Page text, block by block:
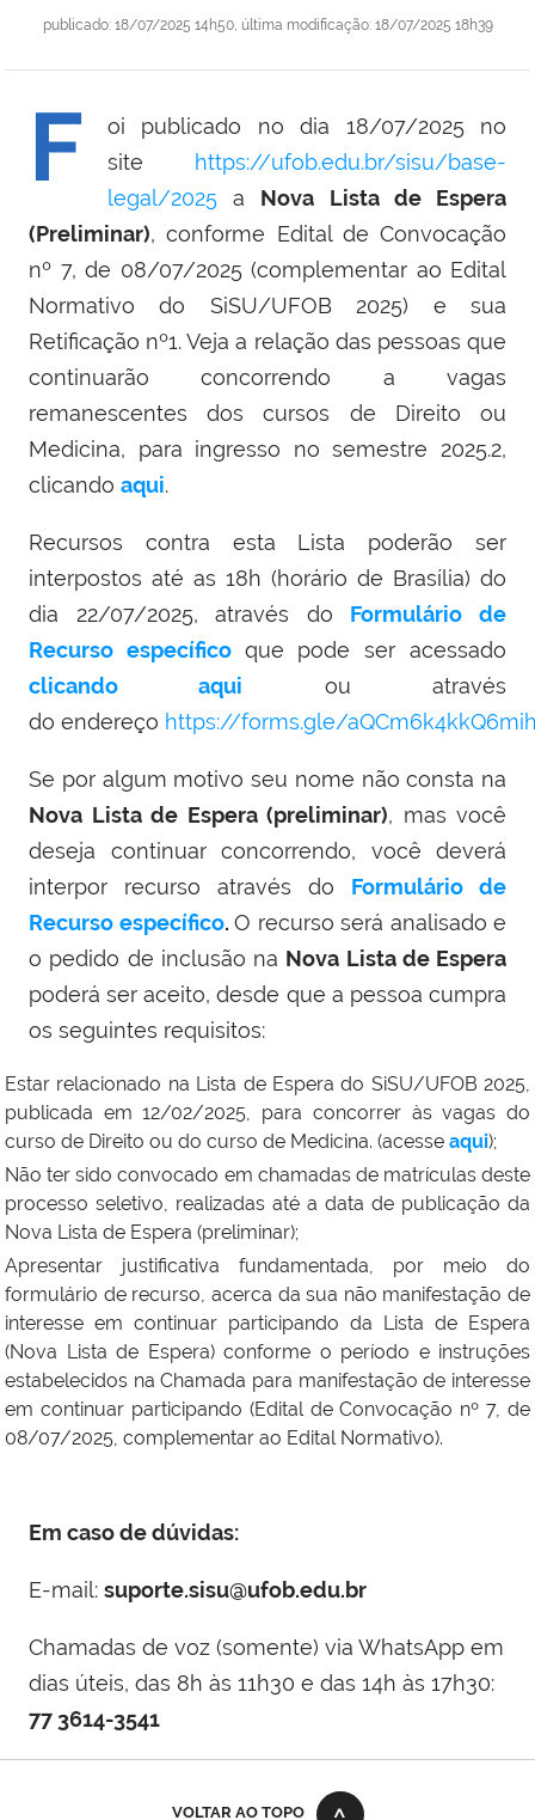
publicado: 18/07/2025 14h50, última modificação: 18/07/2025 18h39
F
oi publicado no dia 18/07/2025 no
site https://ufob.edu.br/sisu/base-
legal/2025 a Nova Lista de Espera
(Preliminar), conforme Edital de Convocação
nº 7, de 08/07/2025 (complementar ao Edital
Normativo do SiSU/UFOB 2025) e sua
Retificação nº1. Veja a relação das pessoas que
continuarão concorrendo a vagas
remanescentes dos cursos de Direito ou
Medicina, para ingresso no semestre 2025.2,
clicando aqui.
Recursos contra esta Lista poderão ser
interpostos até as 18h (horário de Brasília) do
dia 22/07/2025, através do Formulário de
Recurso específico que pode ser acessado
clicando aqui ou através
do endereço https://forms.gle/
Se por algum motivo seu nome não consta na
Nova Lista de Espera (preliminar), mas você
deseja continuar concorrendo, você deverá
interpor recurso através do Formulário de
Recurso específico. O recurso será analisado e
o pedido de inclusão na Nova Lista de Espera
poderá ser aceito, desde que a pessoa cumpra
os seguintes requisitos:
Estar relacionado na Lista de Espera do SiSU/UFOB 2025,
publicada em 12/02/2025, para concorrer às vagas do
curso de Direito ou do curso de Medicina. (acesse aqui);
Não ter sido convocado em chamadas de matrículas deste
processo seletivo, realizadas até a data de publicação da
Nova Lista de Espera (preliminar);
Apresentar justificativa fundamentada, por meio do
formulário de recurso, acerca da sua não manifestação de
interesse em continuar participando da Lista de Espera
(Nova Lista de Espera) conforme o período e instruções
estabelecidos na Chamada para manifestação de interesse
em continuar participando (Edital de Convocação nº 7, de
08/07/2025, complementar ao Edital Normativo).
Em caso de dúvidas:
E-mail: suporte.sisu@ufob.edu.br
Chamadas de voz (somente) via WhatsApp em
dias úteis, das 8h às 11h30 e das 14h às 17h30:
77 3614-3541
VOLTAR AO TOPO